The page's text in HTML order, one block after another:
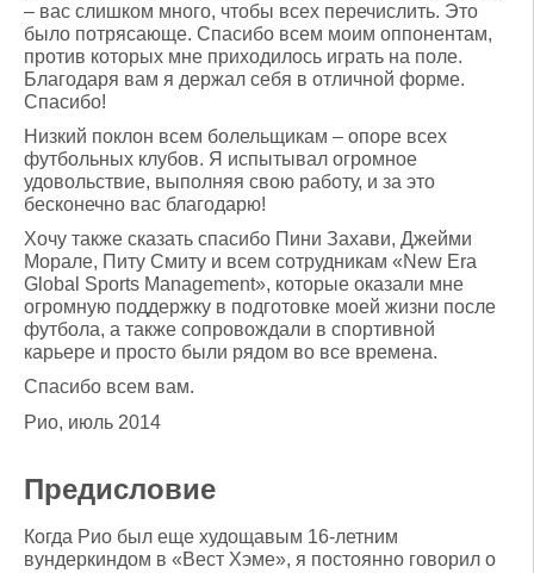
– вас слишком много, чтобы всех перечислить. Это
было потрясающе. Спасибо всем моим оппонентам,
против которых мне приходилось играть на поле.
Благодаря вам я держал себя в отличной форме.
Спасибо!
Низкий поклон всем болельщикам – опоре всех
футбольных клубов. Я испытывал огромное
удовольствие, выполняя свою работу, и за это
бесконечно вас благодарю!
Хочу также сказать спасибо Пини Захави, Джейми
Морале, Питу Смиту и всем сотрудникам «New Era
Global Sports Management», которые оказали мне
огромную поддержку в подготовке моей жизни после
футбола, а также сопровождали в спортивной
карьере и просто были рядом во все времена.
Спасибо всем вам.
Рио, июль 2014
Предисловие
Когда Рио был еще худощавым 16-летним
вундеркиндом в «Вест Хэме», я постоянно говорил о